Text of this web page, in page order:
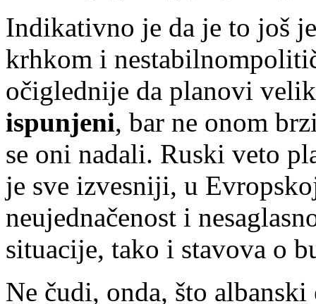
Indikativno je da je to još
krhkom i
očiglednije da planovi
ispunjeni, bar ne onom
se oni nadali. Ruski veto
je sve izvesniji, u
neujednačenost i
situacije, tako i stavova o
Ne čudi, onda, što